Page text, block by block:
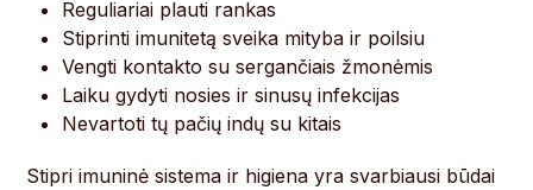
Reguliariai plauti rankas
Stiprinti imunitetą sveika mityba ir poilsiu
Vengti kontakto su sergančiais žmonėmis
Laiku gydyti nosies ir sinusų infekcijas
Nevartoti tų pačių indų su kitais
Stipri imuninė sistema ir higiena yra svarbiausi būdai